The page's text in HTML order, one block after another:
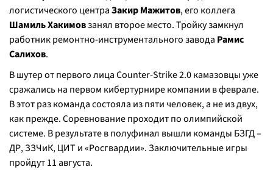
логистического центраЗакир Мажитов, его коллега
Шамиль Хакимовзанял второе место. Тройку замкнул
работник ремонтно-инструментального завода Рамис
Салихов.
В шутер от первого лица Counter-Strike 2.0 камазовцы уже
сражались на первом кибертурнире компании в феврале.
В этот раз команда состояла из пяти человек, а не из двух,
как прежде. Соревнование проходит по олимпийской
системе. В результате в полуфинал вышли команды БЗГД –
ДР, ЗЗЧиК, ЦИТ и «Росгвардии». Заключительные игры
пройдут 11 августа.